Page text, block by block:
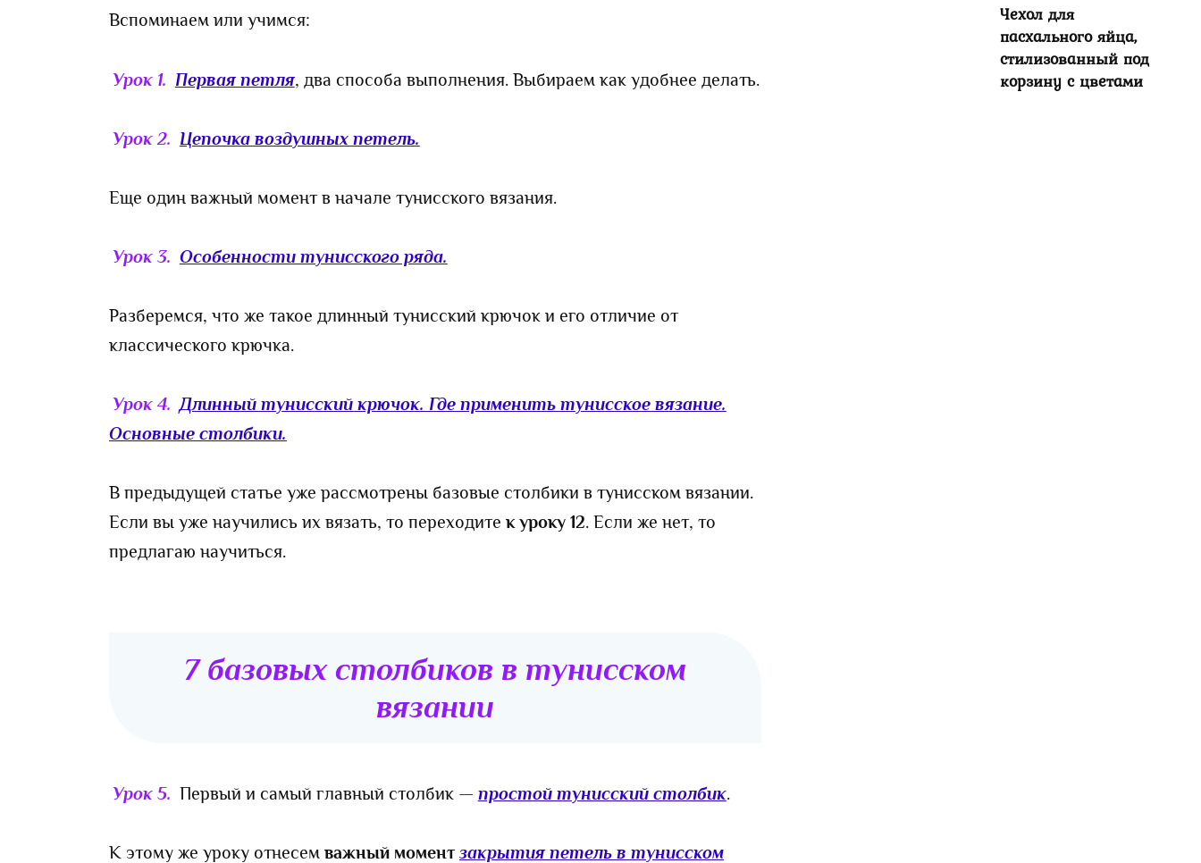
Вспоминаем или учимся:
Урок 1. Первая петля, два способа выполнения. Выбираем как удобнее делать.
Урок 2. Цепочка воздушных петель.
Еще один важный момент в начале тунисского вязания.
Урок 3. Особенности тунисского ряда.
Разберемся, что же такое длинный тунисский крючок и его отличие от
классического крючка.
Урок 4. Длинный тунисский крючок. Где применить тунисское вязание.
Основные столбики.
В предыдущей статье уже рассмотрены базовые столбики в тунисском вязании.
Если вы уже научились их вязать, то переходите к уроку 12. Если же нет, то
предлагаю научиться.
7 базовых столбиков в тунисском
вязании
Урок 5. Первый и самый главный столбик — простой тунисский столбик.
К этому же уроку отнесем важный момент закрытия петель в тунисском
Чехол для
пасхального яйца,
стилизованный под
корзину с цветами